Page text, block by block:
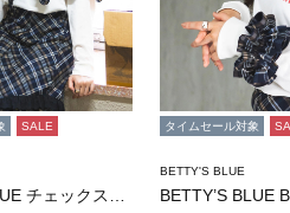
SALE タイムセール対象
BETTY'S BLUE
BETTY’S BLUE